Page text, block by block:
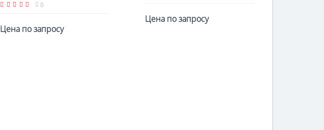
0
Цена по запросу
Цена по запросу